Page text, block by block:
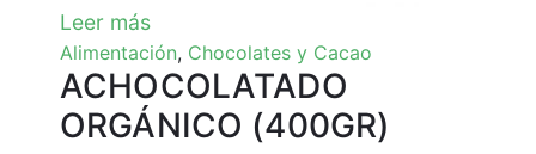
Leer más
Alimentación, Chocolates y Cacao
ACHOCOLATADO
ORGÁNICO (400GR)